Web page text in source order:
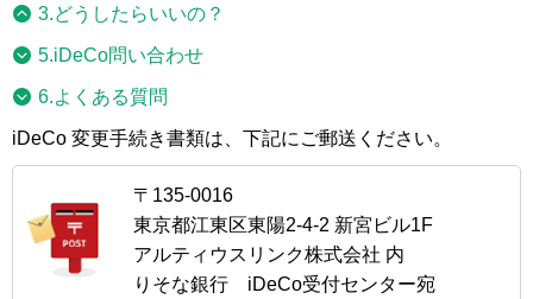
3.どうしたらいいの？
5.iDeCo問い合わせ
6.よくある質問
iDeCo 変更手続き書類は、下記にご郵送ください。
〒135-0016
東京都江東区東陽2-4-2 新宮ビル1F
アルティウスリンク株式会社 内
りそな銀行 iDeCo受付センター宛